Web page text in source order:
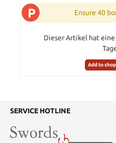
P Ensure 40
Dieser Artikel hat
Add to
SERVICE HOTLINE